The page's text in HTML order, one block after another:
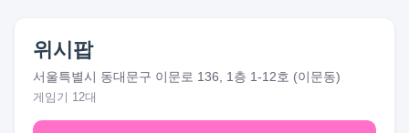
위시팝
서울특별시 동대문구 이문로 136, 1층 1-12호 (이문동)
게임기 12대